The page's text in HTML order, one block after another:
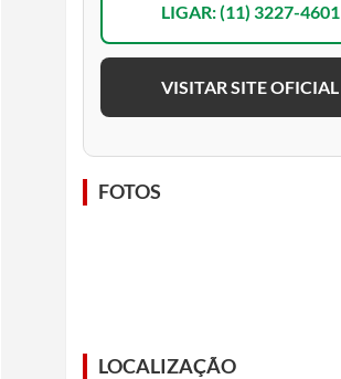
LIGAR: (11) 3227-4601
VISITAR SITE OFICIAL
FOTOS
LOCALIZAÇÃO